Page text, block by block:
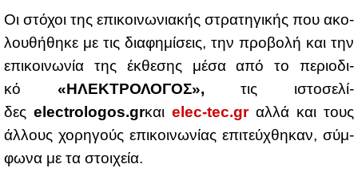
Οι στό­χοι της επι­κοι­νω­νια­κής στρα­τη­γι­κής που ακο­
λου­θή­θη­κε με τις δια­φη­μί­σεις, την προ­βο­λή και την
επι­κοι­νω­νία της έκ­θε­σης μέ­σα από το πε­ριο­δι­
κό «ΗΛΕ­ΚΤΡΟ­ΛΟ­ΓΟΣ», τις ιστο­σε­λί­
δες electrologos.grκαι elec-tec.grαλ­λά και τους
άλ­λους χο­ρη­γούς επι­κοι­νω­νί­ας επι­τεύ­χθη­καν, σύμ­
φω­να με τα στοι­χεία.